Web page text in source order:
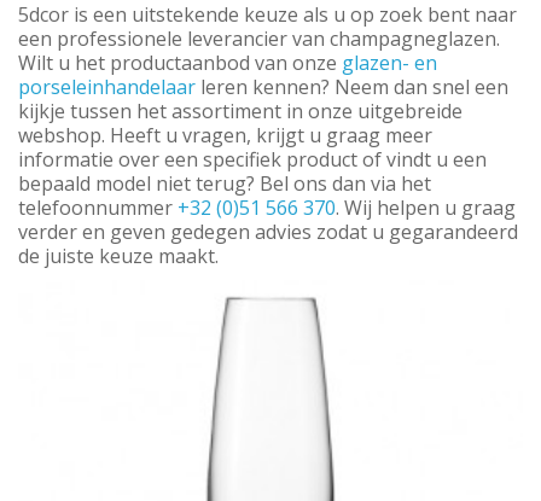
5dcor is een uitstekende keuze als u op zoek bent naar
een professionele leverancier van champagneglazen.
Wilt u het productaanbod van onze glazen- en
porseleinhandelaar leren kennen? Neem dan snel een
kijkje tussen het assortiment in onze uitgebreide
webshop. Heeft u vragen, krijgt u graag meer
informatie over een specifiek product of vindt u een
bepaald model niet terug? Bel ons dan via het
telefoonnummer +32 (0)51 566 370. Wij helpen u graag
verder en geven gedegen advies zodat u gegarandeerd
de juiste keuze maakt.